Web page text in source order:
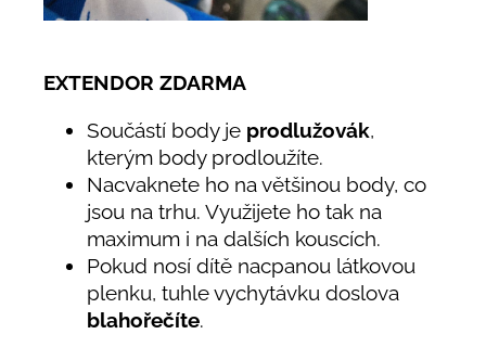
EXTENDOR ZDARMA
Součástí body je prodlužovák,
kterým body prodloužíte.
Nacvaknete ho na většinou body, co
jsou na trhu. Využijete ho tak na
maximum i na dalších kouscích.
Pokud nosí dítě nacpanou látkovou
plenku, tuhle vychytávku doslova
blahořečíte.